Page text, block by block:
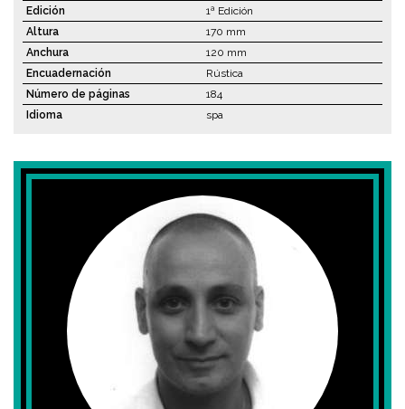
Edición
1ª Edición
Altura
170 mm
Anchura
120 mm
Encuadernación
Rústica
Número de páginas
184
Idioma
spa